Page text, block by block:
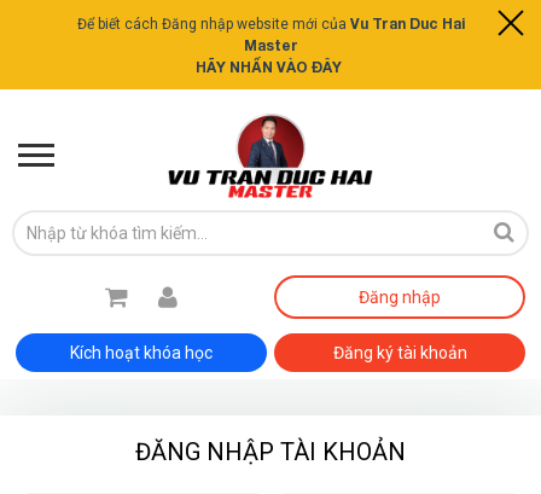
Để biết cách Đăng nhập website mới của Vu Tran Duc Hai
Master
HÃY NHẤN VÀO ĐÂY
Kích hoạt khóa học
Đăng nhập
Đăng ký tài khoản
ĐĂNG NHẬP TÀI KHOẢN